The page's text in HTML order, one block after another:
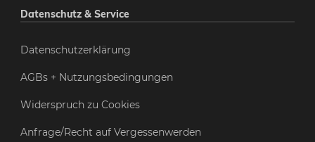
Datenschutz & Service
Datenschutzerklärung
AGBs + Nutzungsbedingungen
Widerspruch zu Cookies
Anfrage/Recht auf Vergessenwerden